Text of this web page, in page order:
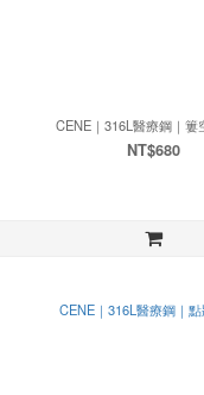
CENE｜316L醫療鋼｜簍
NT$680